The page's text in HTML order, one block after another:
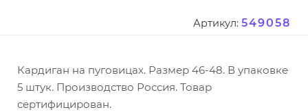
Артикул: 549058
Кардиган на пуговицах. Размер 46-48. В упаковке
5 штук. Производство Россия. Товар
сертифицирован.